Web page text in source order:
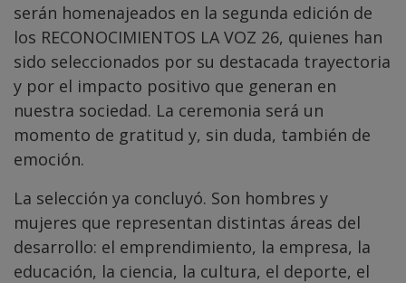
serán homenajeados en la segunda edición de
los RECONOCIMIENTOS LA VOZ 26, quienes han
sido seleccionados por su destacada trayectoria
y por el impacto positivo que generan en
nuestra sociedad. La ceremonia será un
momento de gratitud y, sin duda, también de
emoción.
La selección ya concluyó. Son hombres y
mujeres que representan distintas áreas del
desarrollo: el emprendimiento, la empresa, la
educación, la ciencia, la cultura, el deporte, el